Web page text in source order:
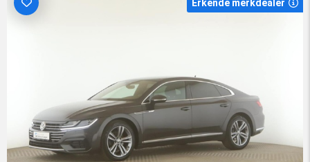
Erkende merkdealer